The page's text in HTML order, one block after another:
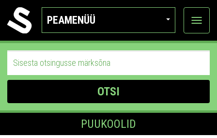
PEAMENÜÜ
Ava
OTSI
PUUKOOLID